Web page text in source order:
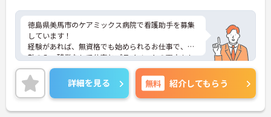
徳島県美馬市のケアミックス病院で看護助手を募集
しています！
経験があれば、無資格でも始められるお仕事で、日
勤のみ・残業なしで仕事とプライベートの両立もし
やすい環境となっております♪
育児・介護休業や看護休暇の取得実績があるもの嬉
しいポイントです◎
ご興味のある方は、面接のポイントをお伝えします
のでご連絡ください！
詳細を見る 無料 紹介してもらう